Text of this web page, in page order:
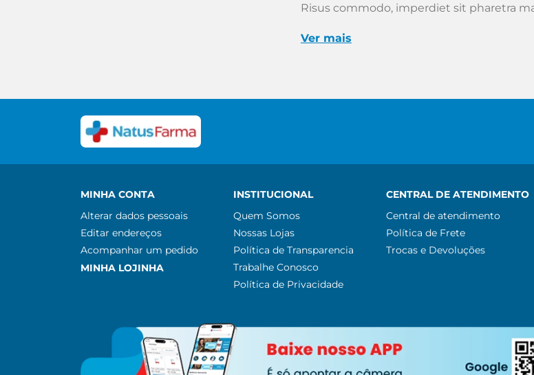
Risus commodo, imperdiet sit pharetra
Ver mais
MINHA CONTA
Alterar dados pessoais
Editar endereços
Acompanhar um pedido
MINHA LOJINHA
INSTITUCIONAL
Quem Somos
Nossas Lojas
Política de Transparencia
Trabalhe Conosco
Política de Privacidade
CENTRAL DE ATENDIMENTO
Central de atendimento
Política de Frete
Trocas e Devoluções